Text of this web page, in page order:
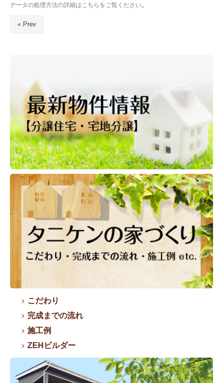
データの処理方法の詳細はこちらをご覧ください。
« Prev
こだわり
完成までの流れ
施工例
ZEHビルダー